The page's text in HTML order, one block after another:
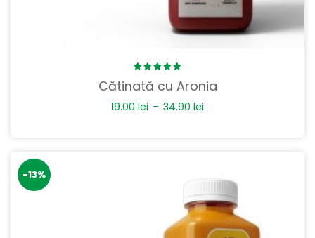
5.00out
of 5
Cătinată cu Aronia
19.00 lei – 34.90 lei
-13%